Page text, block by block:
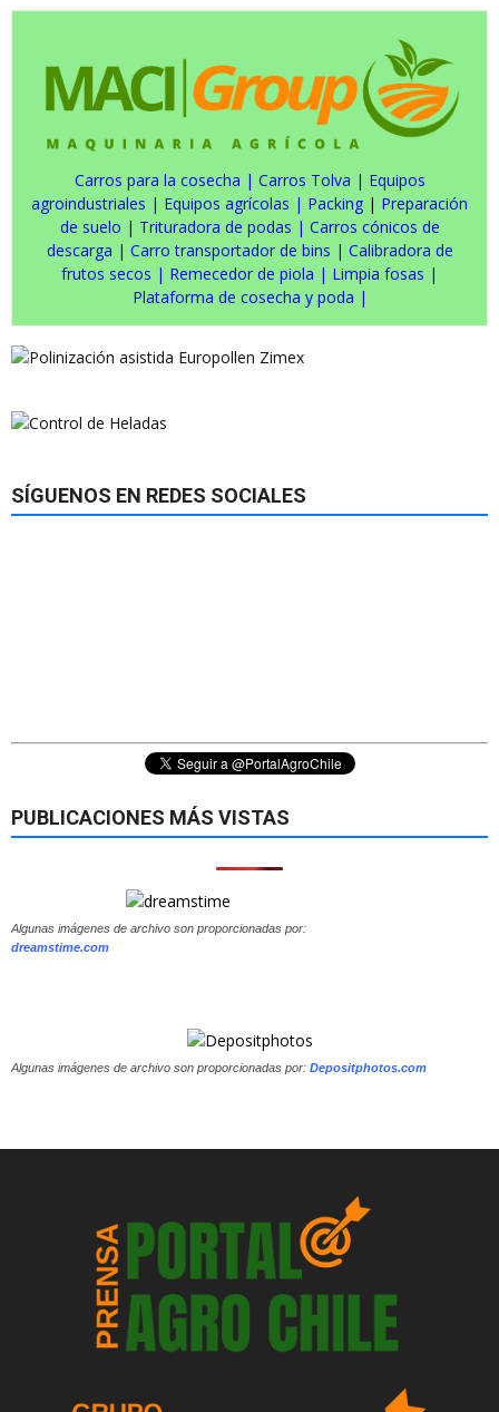
Carros para la cosecha | Carros Tolva | Equipos
agroindustriales | Equipos agrícolas | Packing | Preparación
de suelo | Trituradora de podas | Carros cónicos de
descarga | Carro transportador de bins | Calibradora de
frutos secos | Remecedor de piola | Limpia fosas |
Plataforma de cosecha y poda |
SÍGUENOS EN REDES SOCIALES
PUBLICACIONES MÁS VISTAS
Algunas imágenes de archivo son proporcionadas por:
dreamstime.com
Algunas imágenes de archivo son proporcionadas por: Depositphotos.com